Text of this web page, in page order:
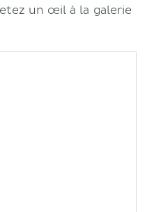
un œil à la galerie